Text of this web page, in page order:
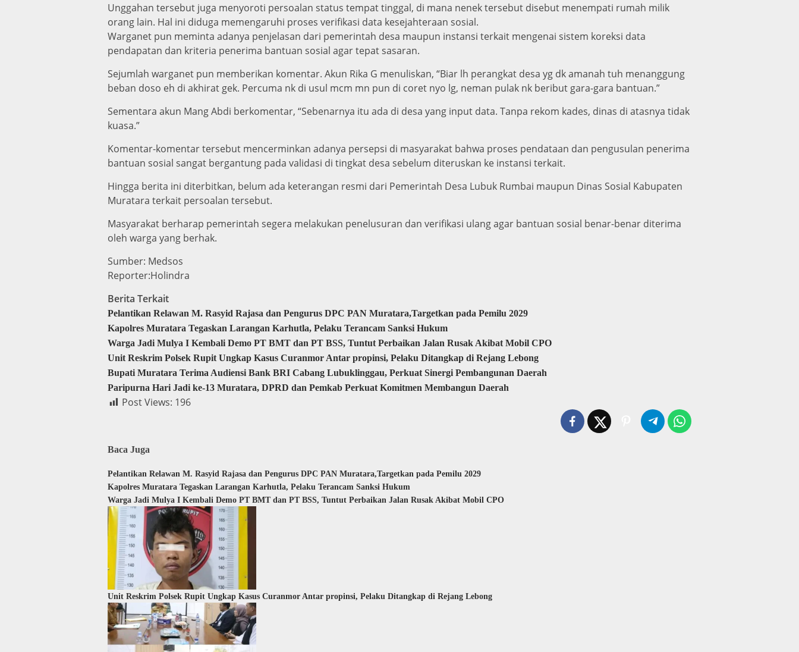
Unggahan tersebut juga menyoroti persoalan status tempat tinggal, di mana nenek tersebut disebut menempati rumah milik
orang lain. Hal ini diduga memengaruhi proses verifikasi data kesejahteraan sosial.
Warganet pun meminta adanya penjelasan dari pemerintah desa maupun instansi terkait mengenai sistem koreksi data
pendapatan dan kriteria penerima bantuan sosial agar tepat sasaran.
Sejumlah warganet pun memberikan komentar. Akun Rika G menuliskan, “Biar lh perangkat desa yg dk amanah tuh menanggung
beban doso eh di akhirat gek. Percuma nk di usul mcm mn pun di coret nyo lg, neman pulak nk beribut gara-gara bantuan.”
Sementara akun Mang Abdi berkomentar, “Sebenarnya itu ada di desa yang input data. Tanpa rekom kades, dinas di atasnya tidak
kuasa.”
Komentar-komentar tersebut mencerminkan adanya persepsi di masyarakat bahwa proses pendataan dan pengusulan penerima
bantuan sosial sangat bergantung pada validasi di tingkat desa sebelum diteruskan ke instansi terkait.
Hingga berita ini diterbitkan, belum ada keterangan resmi dari Pemerintah Desa Lubuk Rumbai maupun Dinas Sosial Kabupaten
Muratara terkait persoalan tersebut.
Masyarakat berharap pemerintah segera melakukan penelusuran dan verifikasi ulang agar bantuan sosial benar-benar diterima
oleh warga yang berhak.
Sumber: Medsos
Reporter:Holindra
Berita Terkait
Pelantikan Relawan M. Rasyid Rajasa dan Pengurus DPC PAN Muratara,Targetkan pada Pemilu 2029
Kapolres Muratara Tegaskan Larangan Karhutla, Pelaku Terancam Sanksi Hukum
Warga Jadi Mulya I Kembali Demo PT BMT dan PT BSS, Tuntut Perbaikan Jalan Rusak Akibat Mobil CPO
Unit Reskrim Polsek Rupit Ungkap Kasus Curanmor Antar propinsi, Pelaku Ditangkap di Rejang Lebong
Bupati Muratara Terima Audiensi Bank BRI Cabang Lubuklinggau, Perkuat Sinergi Pembangunan Daerah
Paripurna Hari Jadi ke-13 Muratara, DPRD dan Pemkab Perkuat Komitmen Membangun Daerah
Post Views: 196
Baca Juga
Pelantikan Relawan M. Rasyid Rajasa dan Pengurus DPC PAN Muratara,Targetkan pada Pemilu 2029
Kapolres Muratara Tegaskan Larangan Karhutla, Pelaku Terancam Sanksi Hukum
Warga Jadi Mulya I Kembali Demo PT BMT dan PT BSS, Tuntut Perbaikan Jalan Rusak Akibat Mobil CPO
Unit Reskrim Polsek Rupit Ungkap Kasus Curanmor Antar propinsi, Pelaku Ditangkap di Rejang Lebong